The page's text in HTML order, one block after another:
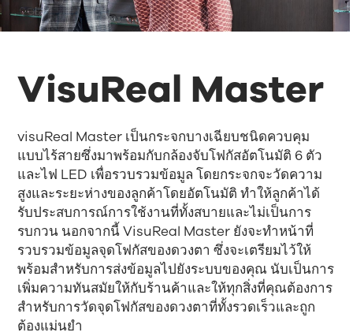
VisuReal Master
visuReal Master เป็นกระจกบางเฉียบชนิดควบคุม
แบบไร้สายซึ่งมาพร้อมกับกล้องจับโฟกัสอัตโนมัติ 6 ตัว
และไฟ LED เพื่อรวบรวมข้อมูล โดยกระจกจะวัดความ
สูงและระยะห่างของลูกค้าโดยอัตโนมัติ ทำให้ลูกค้าได้
รับประสบการณ์การใช้งานที่ทั้งสบายและไม่เป็นการ
รบกวน นอกจากนี้ VisuReal Master ยังจะทำหน้าที่
รวบรวมข้อมูลจุดโฟกัสของดวงตา ซึ่งจะเตรียมไว้ให้
พร้อมสำหรับการส่งข้อมูลไปยังระบบของคุณ นับเป็นการ
เพิ่มความทันสมัยให้กับร้านค้าและให้ทุกสิ่งที่คุณต้องการ
สำหรับการวัดจุดโฟกัสของดวงตาที่ทั้งรวดเร็วและถูก
ต้องแม่นยำ